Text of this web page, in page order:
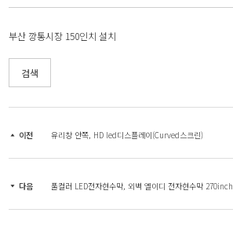
부산 깡통시장 150인치 설치
검색
이전 유리창 안쪽, HD led디스플레이(Curved스크린)
다음 풀컬러 LED전자현수막, 외벽 엘이디 전자현수막 270inch